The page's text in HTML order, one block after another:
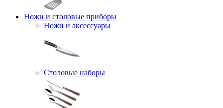
Ножи и столовые приборы
Ножи и аксессуары
Столовые наборы